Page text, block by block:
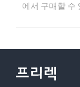
에서 구매할 수